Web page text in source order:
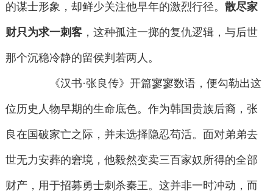
的谋士形象，却鲜少关注他早年的激烈行径。 散尽家
财只为求一刺客，这种孤注一掷的复仇逻辑，与后世
那个沉稳冷静的留侯判若两人。
《汉书·张良传》开篇寥寥数语，便勾勒出这
位历史人物早期的生命底色。作为韩国贵族后裔，张
良在国破家亡之际，并未选择隐忍苟活。面对弟弟去
世无力安葬的窘境，他毅然变卖三百家奴所得的全部
财产，用于招募勇士刺杀秦王。这并非一时冲动，而